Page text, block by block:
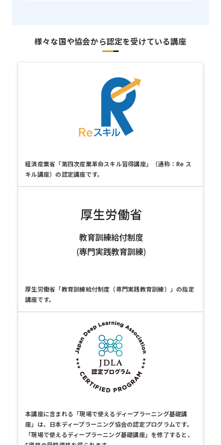
様々な国や協会から認定を受けている講座
経済産業省「第四次産業革命スキル習得講座」（通称：Re ス
キル講座）の認定講座です。
厚生労働省「教育訓練給付制度（専門実践教育訓練）」の指定
講座です。
本講座に含まれる「現場で使えるディープラーニング基礎講
座」は、日本ディープラーニング協会の認定プログラムです。
「現場で使えるディープラーニング基礎講座」を修了すると、